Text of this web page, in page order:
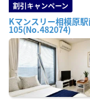
割引キャンペーン
Kマンスリー相模原
105(No.482074)